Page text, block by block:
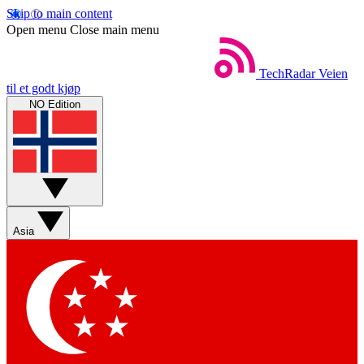
Skip to main content
Open menu Close main menu
TechRadar Veien
til et godt kjøp
NO Edition
Asia